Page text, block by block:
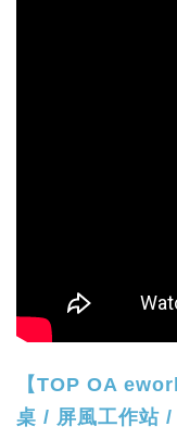
【TOP OA
桌 / 屏風工作站 /